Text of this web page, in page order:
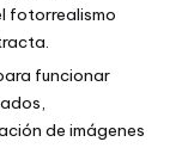
fotorrealismo
funcionar
de imágenes